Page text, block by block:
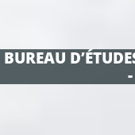
BUREAU